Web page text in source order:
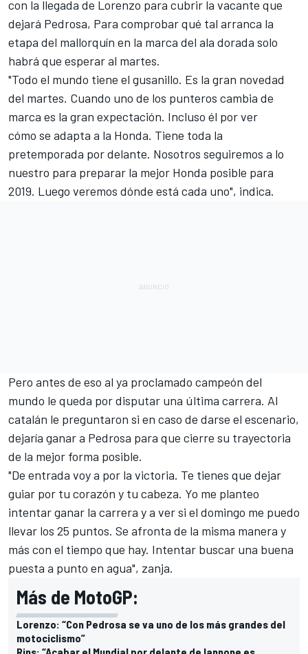
con la llegada de Lorenzo para cubrir la vacante que
dejará Pedrosa, Para comprobar qué tal arranca la
etapa del mallorquín en la marca del ala dorada solo
habrá que esperar al martes.
"Todo el mundo tiene el gusanillo. Es la gran novedad
del martes. Cuando uno de los punteros cambia de
marca es la gran expectación. Incluso él por ver
cómo se adapta a la Honda. Tiene toda la
pretemporada por delante. Nosotros seguiremos a lo
nuestro para preparar la mejor Honda posible para
2019. Luego veremos dónde está cada uno", indica.
Pero antes de eso al ya proclamado campeón del
mundo le queda por disputar una última carrera. Al
catalán le preguntaron si en caso de darse el escenario,
dejaría ganar a Pedrosa para que cierre su trayectoria
de la mejor forma posible.
"De entrada voy a por la victoria. Te tienes que dejar
guiar por tu corazón y tu cabeza. Yo me planteo
intentar ganar la carrera y a ver si el domingo me puedo
llevar los 25 puntos. Se afronta de la misma manera y
más con el tiempo que hay. Intentar buscar una buena
puesta a punto en agua", zanja.
Más de MotoGP:
Lorenzo: “Con Pedrosa se va uno de los más grandes del
motociclismo”